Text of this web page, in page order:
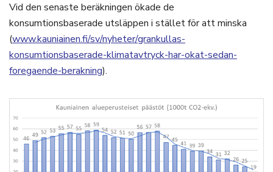
Vid den senaste beräkningen ökade de
konsumtionsbaserade utsläppen i stället för att minska
(www.kauniainen.fi/sv/nyheter/grankullas-
konsumtionsbaserade-klimatavtryck-har-okat-sedan-
foregaende-berakning).